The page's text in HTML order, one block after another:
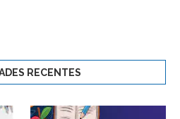
RECENTES